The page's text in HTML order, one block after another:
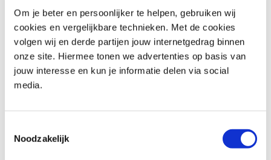
Om je beter en persoonlijker te helpen, gebruiken wij
cookies en vergelijkbare technieken. Met de cookies
volgen wij en derde partijen jouw internetgedrag binnen
onze site. Hiermee tonen we advertenties op basis van
jouw interesse en kun je informatie delen via social
media.
Noodzakelijk
BMW
R 1250 RT
€ 18.290,-
Uit2019
Honda
XL 750 TRANSALP
€ 12.699,-